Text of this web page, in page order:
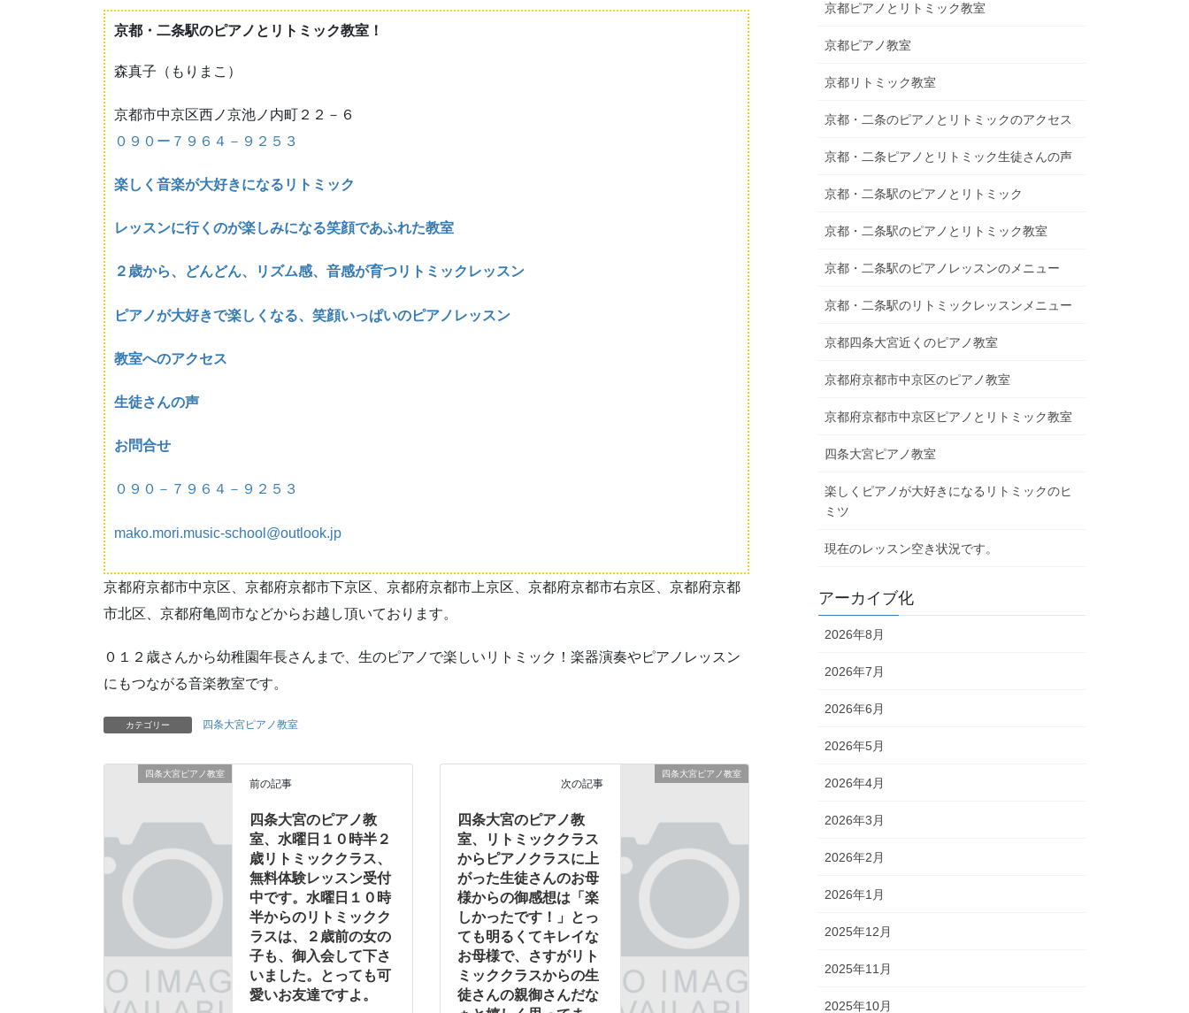
京都・二条駅のピアノとリトミック教室！
森真子（もりまこ）
京都市中京区西ノ京池ノ内町２２－６
０９０ー７９６４－９２５３
楽しく音楽が大好きになるリトミック
レッスンに行くのが楽しみになる笑顔であふれた教室
２歳から、どんどん、リズム感、音感が育つリトミックレッスン
ピアノが大好きで楽しくなる、笑顔いっぱいのピアノレッスン
教室へのアクセス
生徒さんの声
お問合せ
０９０－７９６４－９２５３
mako.mori.music-school@outlook.jp
京都府京都市中京区、京都府京都市下京区、京都府京都市上京区、京都府京都市右京区、京都府京都
市北区、京都府亀岡市などからお越し頂いております。
０１２歳さんから幼稚園年長さんまで、生のピアノで楽しいリトミック！楽器演奏やピアノレッスン
にもつながる音楽教室です。
カテゴリー 四条大宮ピアノ教室
四条大宮ピアノ教室
前の記事
四条大宮のピアノ教
室、水曜日１０時半２
歳リトミッククラス、
無料体験レッスン受付
中です。水曜日１０時
半からのリトミックク
ラスは、２歳前の女の
子も、御入会して下さ
いました。とっても可
愛いお友達ですよ。
四条大宮ピアノ教室
次の記事
四条大宮のピアノ教
室、リトミッククラス
からピアノクラスに上
がった生徒さんのお母
様からの御感想は「楽
しかったです！」とっ
ても明るくてキレイな
お母様で、さすがリト
ミッククラスからの生
徒さんの親御さんだな
京都ピアノとリトミック教室
京都ピアノ教室
京都リトミック教室
京都・二条のピアノとリトミックのアクセス
京都・二条ピアノとリトミック生徒さんの声
京都・二条駅のピアノとリトミック
京都・二条駅のピアノとリトミック教室
京都・二条駅のピアノレッスンのメニュー
京都・二条駅のリトミックレッスンメニュー
京都四条大宮近くのピアノ教室
京都府京都市中京区のピアノ教室
京都府京都市中京区ピアノとリトミック教室
四条大宮ピアノ教室
楽しくピアノが大好きになるリトミックのヒ
ミツ
現在のレッスン空き状況です。
アーカイブ化
2026年8月
2026年7月
2026年6月
2026年5月
2026年4月
2026年3月
2026年2月
2026年1月
2025年12月
2025年11月
2025年10月